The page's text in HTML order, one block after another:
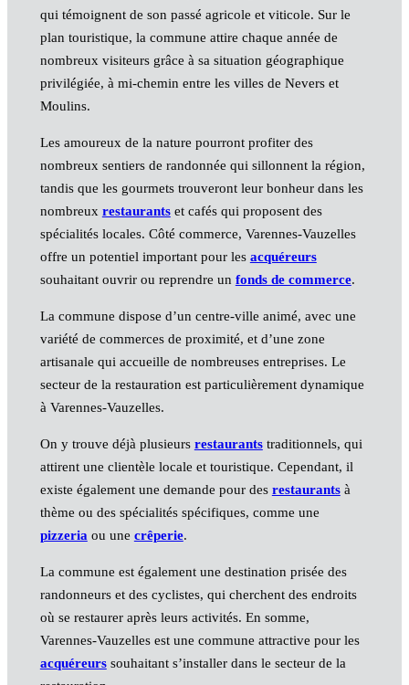
qui témoignent de son passé agricole et viticole. Sur le
plan touristique, la commune attire chaque année de
nombreux visiteurs grâce à sa situation géographique
privilégiée, à mi-chemin entre les villes de Nevers et
Moulins.
Les amoureux de la nature pourront profiter des
nombreux sentiers de randonnée qui sillonnent la région,
tandis que les gourmets trouveront leur bonheur dans les
nombreux restaurantset cafés qui proposent des
spécialités locales. Côté commerce, Varennes-Vauzelles
offre un potentiel important pour les acquéreurs
souhaitant ouvrir ou reprendre un fonds de commerce.
La commune dispose d’un centre-ville animé, avec une
variété de commerces de proximité, et d’une zone
artisanale qui accueille de nombreuses entreprises. Le
secteur de la restauration est particulièrement dynamique
à Varennes-Vauzelles.
On y trouve déjà plusieurs restaurantstraditionnels, qui
attirent une clientèle locale et touristique. Cependant, il
existe également une demande pour des restaurantsà
thème ou des spécialités spécifiques, comme une
pizzeria ou une crêperie.
La commune est également une destination prisée des
randonneurs et des cyclistes, qui cherchent des endroits
où se restaurer après leurs activités. En somme,
Varennes-Vauzelles est une commune attractive pour les
acquéreurssouhaitant s’installer dans le secteur de la